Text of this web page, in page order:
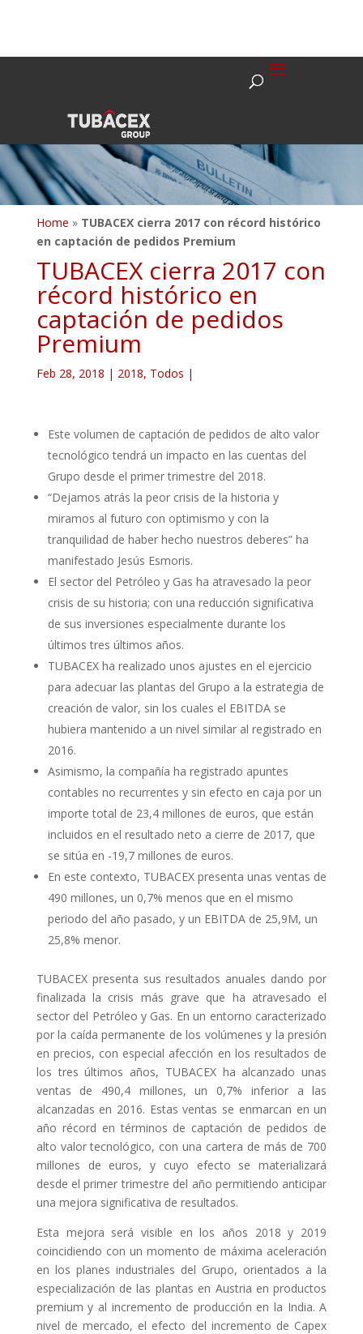
Home » TUBACEX cierra 2017 con récord histórico
en captación de pedidos Premium
TUBACEX cierra 2017 con
récord histórico en
captación de pedidos
Premium
Feb 28, 2018 | 2018, Todos |
Este volumen de captación de pedidos de alto valor
tecnológico tendrá un impacto en las cuentas del
Grupo desde el primer trimestre del 2018.
“Dejamos atrás la peor crisis de la historia y
miramos al futuro con optimismo y con la
tranquilidad de haber hecho nuestros deberes” ha
manifestado Jesús Esmoris.
El sector del Petróleo y Gas ha atravesado la peor
crisis de su historia; con una reducción significativa
de sus inversiones especialmente durante los
últimos tres últimos años.
TUBACEX ha realizado unos ajustes en el ejercicio
para adecuar las plantas del Grupo a la estrategia de
creación de valor, sin los cuales el EBITDA se
hubiera mantenido a un nivel similar al registrado en
2016.
Asimismo, la compañía ha registrado apuntes
contables no recurrentes y sin efecto en caja por un
importe total de 23,4 millones de euros, que están
incluidos en el resultado neto a cierre de 2017, que
se sitúa en -19,7 millones de euros.
En este contexto, TUBACEX presenta unas ventas de
490 millones, un 0,7% menos que en el mismo
periodo del año pasado, y un EBITDA de 25,9M, un
25,8% menor.
TUBACEX presenta sus resultados anuales dando por
finalizada la crisis más grave que ha atravesado el
sector del Petróleo y Gas. En un entorno caracterizado
por la caída permanente de los volúmenes y la presión
en precios, con especial afección en los resultados de
los tres últimos años, TUBACEX ha alcanzado unas
ventas de 490,4 millones, un 0,7% inferior a las
alcanzadas en 2016. Estas ventas se enmarcan en un
año récord en términos de captación de pedidos de
alto valor tecnológico, con una cartera de más de 700
millones de euros, y cuyo efecto se materializará
desde el primer trimestre del año permitiendo anticipar
una mejora significativa de resultados.
Esta mejora será visible en los años 2018 y 2019
coincidiendo con un momento de máxima aceleración
en los planes industriales del Grupo, orientados a la
especialización de las plantas en Austria en productos
premium y al incremento de producción en la India. A
nivel de mercado, el efecto del incremento de Capex